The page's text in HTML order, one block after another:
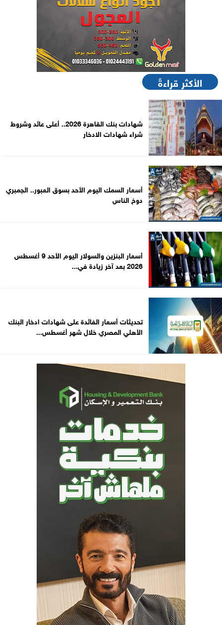
الأكثر قراءةً
شهادات بنك القاهرة 2026.. أعلى عائد وشروط
شراء شهادات الادخار
أسعار السمك اليوم الأحد بسوق العبور.. الجمبري
دوخ الناس
أسعار البنزين والسولار اليوم الأحد 9 أغسطس
2026 بعد آخر زيادة في...
تحديثات أسعار الفائدة على شهادات ادخار البنك
الأهلي المصري خلال شهر أغسطس...